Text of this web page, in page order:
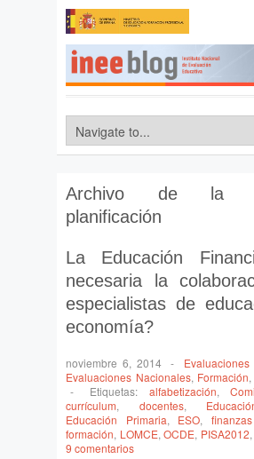
Archivo de la
planificación
La Educación
necesaria la
especialistas de
economía?
noviembre 6, 2014 -
Evaluaciones Nacionales, Formación,
-
Etiquetas: alfabetización,
currículum, docentes,
Educación Primaria, ESO,
formación, LOMCE,OCDE, PISA2012
9 comentarios